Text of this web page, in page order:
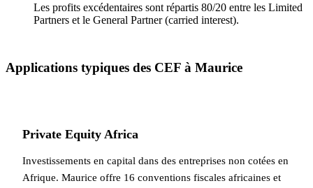
Les profits excédentaires sont répartis 80/20 entre les Limited
Partners et le General Partner (carried interest).
Applications typiques des CEF à Maurice
Private Equity Africa
Investissements en capital dans des entreprises non cotées en
Afrique. Maurice offre 16 conventions fiscales africaines et